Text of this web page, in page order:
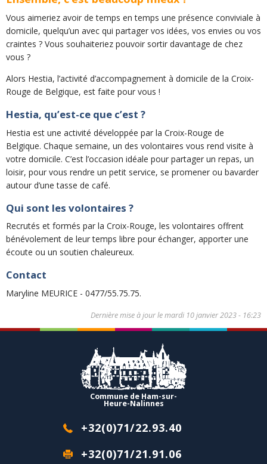
Vous aimeriez avoir de temps en temps une présence conviviale à
domicile, quelqu’un avec qui partager vos idées, vos envies ou vos
craintes ? Vous souhaiteriez pouvoir sortir davantage de chez
vous ?
Alors Hestia, l’activité d’accompagnement à domicile de la Croix-
Rouge de Belgique, est faite pour vous !
Hestia, qu’est-ce que c’est ?
Hestia est une activité développée par la Croix-Rouge de
Belgique. Chaque semaine, un des volontaires vous rend visite à
votre domicile. C’est l’occasion idéale pour partager un repas, un
loisir, pour vous rendre un petit service, se promener ou bavarder
autour d’une tasse de café.
Qui sont les volontaires ?
Recrutés et formés par la Croix-Rouge, les volontaires offrent
bénévolement de leur temps libre pour échanger, apporter une
écoute ou un soutien chaleureux.
Contact
Maryline MEURICE - 0477/55.75.75.
Dernière mise à jour lemardi 10 janvier 2023 - 16:23
Commune de Ham-sur-
Heure-Nalinnes
+32(0)71/22.93.40
+32(0)71/21.91.06